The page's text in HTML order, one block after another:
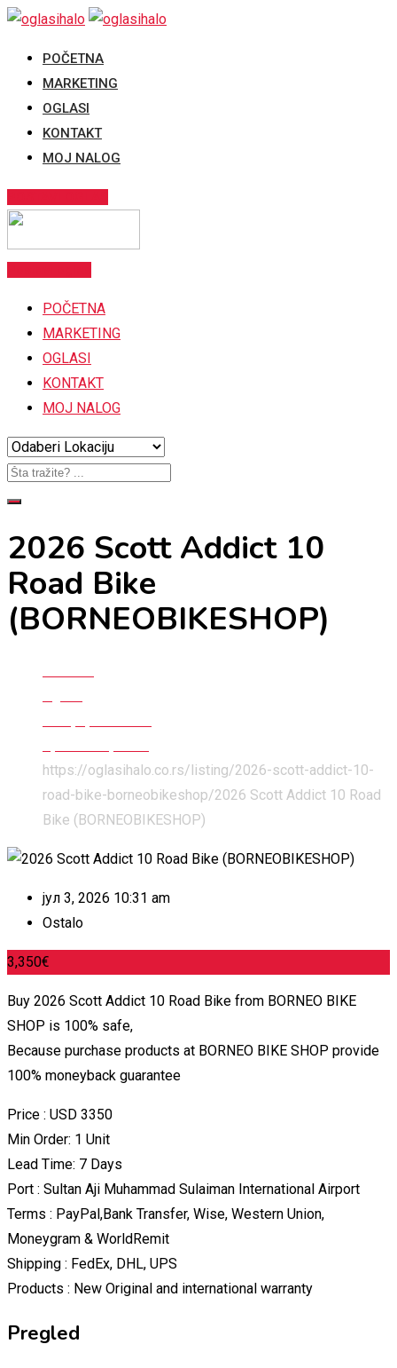
Pređi
sadržaj
POČETNA
MARKETING
OGLASI
KONTAKT
MOJ NALOG
POČETNA
MARKETING
OGLASI
KONTAKT
MOJ NALOG
2026 Scott Addict 10
Road Bike
(BORNEOBIKESHOP)
https://oglasihalo.co.rs/listing/2026-scott-addict-10-
road-bike-borneobikeshop/2026 Scott Addict 10 Road
Bike (BORNEOBIKESHOP)
јул 3, 2026 10:31 am
Ostalo
3,350€
Buy 2026 Scott Addict 10 Road Bike from BORNEO BIKE
SHOP is 100% safe,
Because purchase products at BORNEO BIKE SHOP provide
100% moneyback guarantee
Price : USD 3350
Min Order: 1 Unit
Lead Time: 7 Days
Port : Sultan Aji Muhammad Sulaiman International Airport
Terms : PayPal,Bank Transfer, Wise, Western Union,
Moneygram & WorldRemit
Shipping : FedEx, DHL, UPS
Products : New Original and international warranty
Pregled